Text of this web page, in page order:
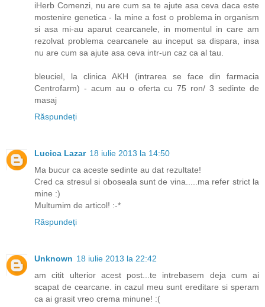
iHerb Comenzi, nu are cum sa te ajute asa ceva daca este
mostenire genetica - la mine a fost o problema in organism
si asa mi-au aparut cearcanele, in momentul in care am
rezolvat problema cearcanele au inceput sa dispara, insa
nu are cum sa ajute asa ceva intr-un caz ca al tau.
bleuciel, la clinica AKH (intrarea se face din farmacia
Centrofarm) - acum au o oferta cu 75 ron/ 3 sedinte de
masaj
Răspundeți
Lucica Lazar 18 iulie 2013 la 14:50
Ma bucur ca aceste sedinte au dat rezultate!
Cred ca stresul si oboseala sunt de vina.....ma refer strict la
mine :)
Multumim de articol! :-*
Răspundeți
Unknown 18 iulie 2013 la 22:42
am citit ulterior acest post...te intrebasem deja cum ai
scapat de cearcane. in cazul meu sunt ereditare si speram
ca ai grasit vreo crema minune! :(